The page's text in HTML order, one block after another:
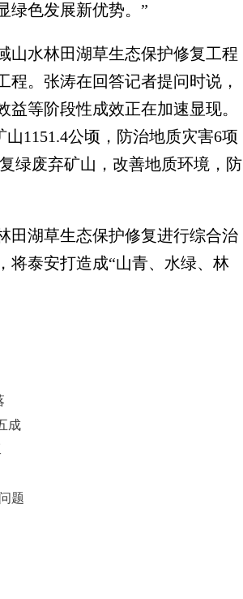
绿色发展新优势。”
水林田湖草生态保护修复工程
。张涛在回答记者提问时说，
等阶段性成效正在加速显现。
1151.4公顷，防治地质灾害6项
绿废弃矿山，改善地质环境，防
湖草生态保护修复进行综合治
将泰安打造成“山青、水绿、林
成
题